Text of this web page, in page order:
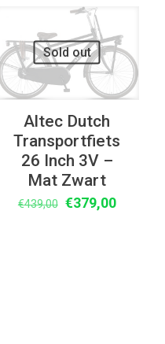
Sold out
Altec Dutch
Transportfiets
26 Inch 3V –
Mat Zwart
€439,00 Oorspronkelijke
€379,00Huidige